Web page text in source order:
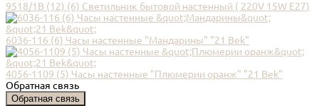
9518/1В (12) (6) Светильник бытовой настенный ( 220V 15W E27)
6036-116 (6) Часы настенные "Мандарины" "21 Bek"
4056-1109 (5) Часы настенные "Плюмерии оранж" "21 Bek"
Обратная связь
Обратная связь